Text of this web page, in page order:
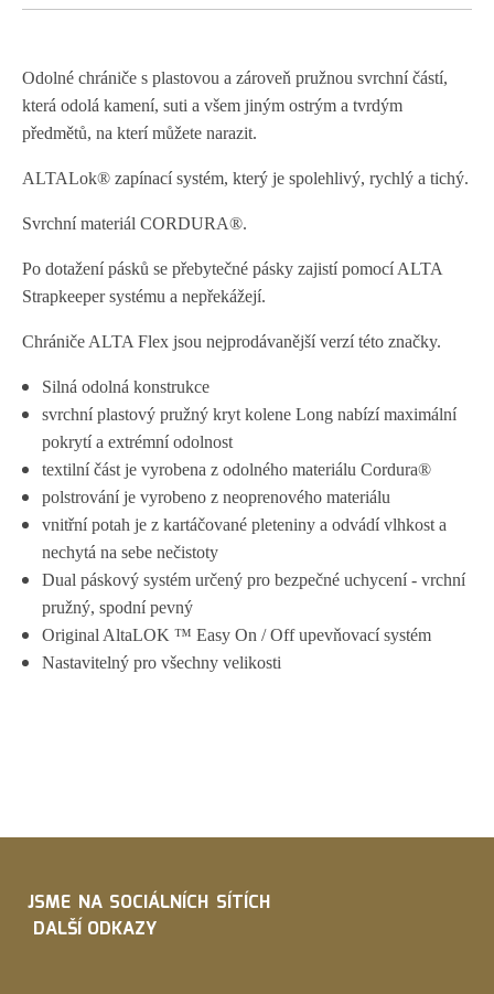
Odolné chrániče s plastovou a zároveň pružnou svrchní částí,
která odolá kamení, suti a všem jiným ostrým a tvrdým
předmětů, na kterí můžete narazit.
ALTALok® zapínací systém, který je spolehlivý, rychlý a tichý.
Svrchní materiál CORDURA®.
Po dotažení pásků se přebytečné pásky zajistí pomocí ALTA
Strapkeeper systému a nepřekážejí.
Chrániče ALTA Flex jsou nejprodávanější verzí této značky.
Silná odolná konstrukce
svrchní plastový pružný kryt kolene Long nabízí maximální
pokrytí a extrémní odolnost
textilní část je vyrobena z odolného materiálu Cordura®
polstrování je vyrobeno z neoprenového materiálu
vnitřní potah je z kartáčované pleteniny a odvádí vlhkost a
nechytá na sebe nečistoty
Dual páskový systém určený pro bezpečné uchycení - vrchní
pružný, spodní pevný
Original AltaLOK ™ Easy On / Off upevňovací systém
Nastavitelný pro všechny velikosti
JSME NA SOCIÁLNÍCH SÍTÍCH
DALŠÍ ODKAZY